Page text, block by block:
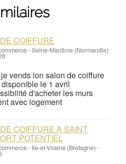
COIFFURE
-Seine-Maritime (Normandie)
vends lon salon de coiffure
le 1 avril
d'acheter les murs
avec logement
COIFFURE A SAINT
POTENTIEL
- Ile-et-Vilaine (Bretagne) -